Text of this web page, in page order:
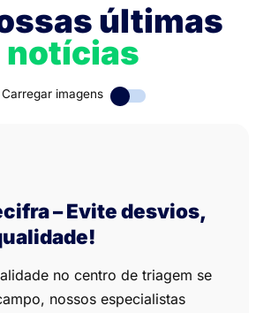
últimas
notícias
Carregar imagens
– Evite desvios,
no centro de triagem se
nossos especialistas